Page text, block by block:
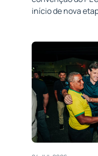
início de nova